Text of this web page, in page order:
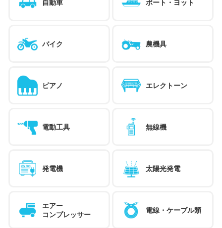
自動車 ボート・ヨット
バイク 農機具
ピアノ エレクトーン
電動工具 無線機
発電機 太陽光発電
エアー
コンプレッサー
電線・ケーブル類